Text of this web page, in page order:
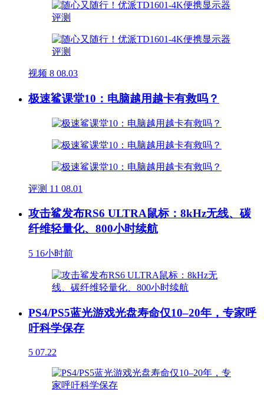
视频 8 08.03
极速鲨课堂10：电脑越用越卡有救吗？
评测 11 08.01
攻击鲨发布RS6 ULTRA鼠标：8kHz无线、碳
纤维轻量化、800小时续航
5 16小时前
PS4/PS5蓝光游戏光盘寿命仅10–20年，专家呼
吁科学保存
5 07.22